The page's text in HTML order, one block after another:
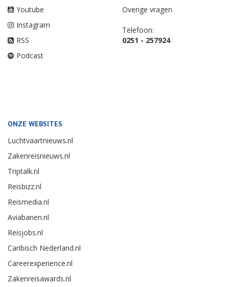
Youtube
Instagram
RSS
Podcast
Overige vragen
Telefoon:
0251 - 257924
ONZE WEBSITES
Luchtvaartnieuws.nl
Zakenreisnieuws.nl
Triptalk.nl
Reisbizz.nl
Reismedia.nl
Aviabanen.nl
Reisjobs.nl
Caribisch Nederland.nl
Careerexperience.nl
Zakenreisawards.nl